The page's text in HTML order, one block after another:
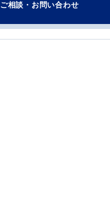
ご相談・お問い合わせ